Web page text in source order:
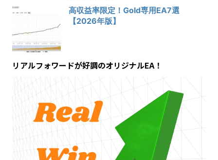
高収益率限定！Gold専用EA7選
【2026年版】
リアルフォワードが好調のオリジナルEA！